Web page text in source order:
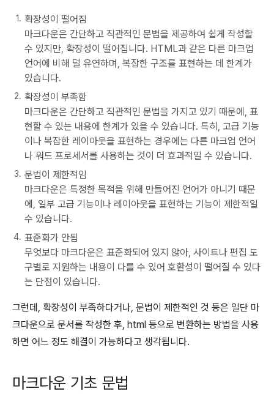
확장성이 떨어짐
마크다운은 간단하고 직관적인 문법을 제공하여 쉽게 작성할
수 있지만, 확장성이 떨어집니다. HTML과 같은 다른 마크업
언어에 비해 덜 유연하며, 복잡한 구조를 표현하는 데 한계가
있습니다.
확장성이 부족함
마크다운은 간단하고 직관적인 문법을 가지고 있기 때문에, 표
현할 수 있는 내용에 한계가 있을 수 있습니다. 특히, 고급 기능
이나 복잡한 레이아웃을 표현하는 경우에는 다른 마크업 언어
나 워드 프로세서를 사용하는 것이 더 효과적일 수 있습니다.
문법이 제한적임
마크다운은 특정한 목적을 위해 만들어진 언어가 아니기 때문
에, 일부 고급 기능이나 레이아웃을 표현하는 기능이 제한적일
수 있습니다.
표준화가 안됨
무엇보다 마크다운은 표준화되어 있지 않아, 사이트나 편집 도
구별로 지원하는 내용이 다를 수 있어 호환성이 떨어질 수 있다
는 단점이 있습니다.
그런데, 확장성이 부족하다거나, 문법이 제한적인 것 등은 일단 마
크다운으로 문서를 작성한 후, html 등으로 변환하는 방법을 사용
하면 어느 정도 해결이 가능하다고 생각됩니다.
마크다운 기초 문법